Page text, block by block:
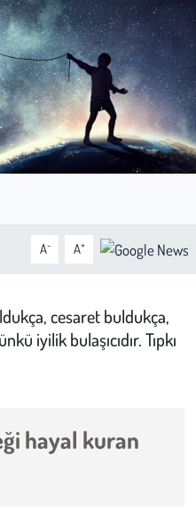
A- A+
cesaret buldukça,
iyilik bulaşıcıdır. Tıpkı
hayal kuran